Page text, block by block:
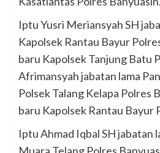
Iptu Yusri Meriansyah SH
Kapolsek Rantau Bayur
baru Kapolsek Tanjung Batu
Afrimansyah jabatan lama
Polsek Talang Kelapa Polres
baru Kapolsek Rantau Bayur
Iptu Ahmad Iqbal SH jabatan
Muara Telang Polres